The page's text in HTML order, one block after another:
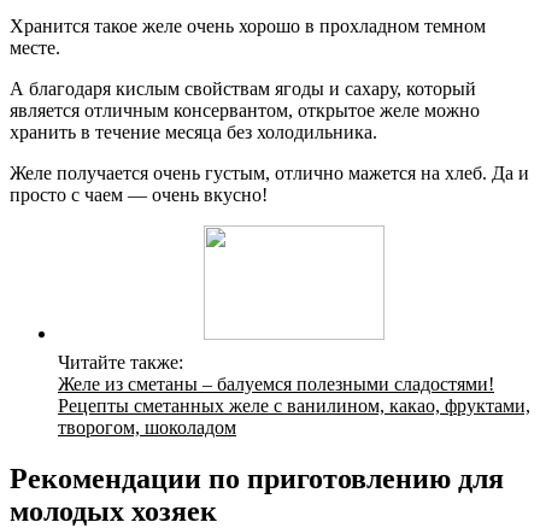
Хранится такое желе очень хорошо в прохладном темном
месте.
А благодаря кислым свойствам ягоды и сахару, который
является отличным консервантом, открытое желе можно
хранить в течение месяца без холодильника.
Желе получается очень густым, отлично мажется на хлеб. Да и
просто с чаем — очень вкусно!
Читайте также:
Желе из сметаны – балуемся полезными сладостями!
Рецепты сметанных желе с ванилином, какао, фруктами,
творогом, шоколадом
Рекомендации по приготовлению для
молодых хозяек